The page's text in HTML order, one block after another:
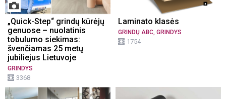
„Quick-Step“ grindų kūrėjų
genuose – nuolatinis
tobulumo siekimas:
švenčiamas 25 metų
jubiliejus Lietuvoje
GRINDYS
3368
Laminato klasės
GRINDŲ ABC, GRINDYS
1754